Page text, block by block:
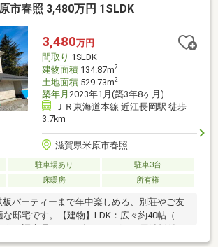
わせください。TEL：0749-63-3456◆◆◆
市春照 3,480万円 1SLDK
3,480万円
間取り 1SLDK
建物面積134.87m2
土地面積529.73m2
築年月 2023年1月(築3年8ヶ月)
ＪＲ東海道本線 近江長岡駅 徒歩
3.7km
滋賀県米原市春照
駐車場あり
駐車3台
床暖房 所有権
板パーティーまで年中楽しめる、別荘やご友
邸宅です。【建物】LDK：広々約40帖（床
壁にヨーロッパ産大理石キッチン：食洗機・